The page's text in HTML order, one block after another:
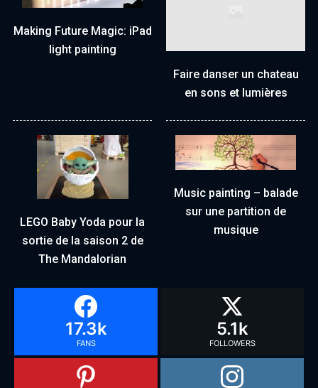
Making Future Magic: iPad
light painting
Faire danser un chateau
en sons et lumières
LEGO Baby Yoda pour la
sortie de la saison 2 de
The Mandalorian
Music painting – balade
sur une partition de
musique
17.3k
FANS
5.1k
FOLLOWERS